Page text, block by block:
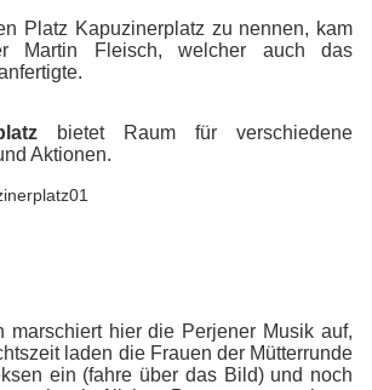
Platz Kapuzinerplatz zu nennen, kam
Martin Fleisch, welcher auch das
bietet Raum für verschiedene
Aktionen.
marschiert hier die Perjener Musik auf,
laden die Frauen der Mütterrunde
ein (fahre über das Bild) und noch